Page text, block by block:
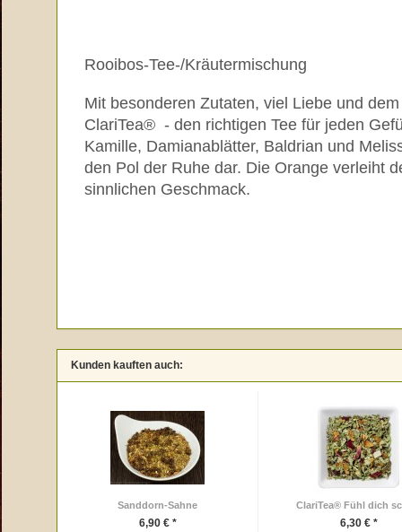
Rooibos-Tee-/Kräutermischung
Mit besonderen Zutaten, viel Liebe und
ClariTea® - den richtigen Tee für jeden
Kamille, Damianablätter, Baldrian und
den Pol der Ruhe dar. Die Orange verleiht
sinnlichen Geschmack.
Kunden kauften auch:
Sanddorn-Sahne
6,90 € *
ClariTea® Fühl dich
6,30 € *